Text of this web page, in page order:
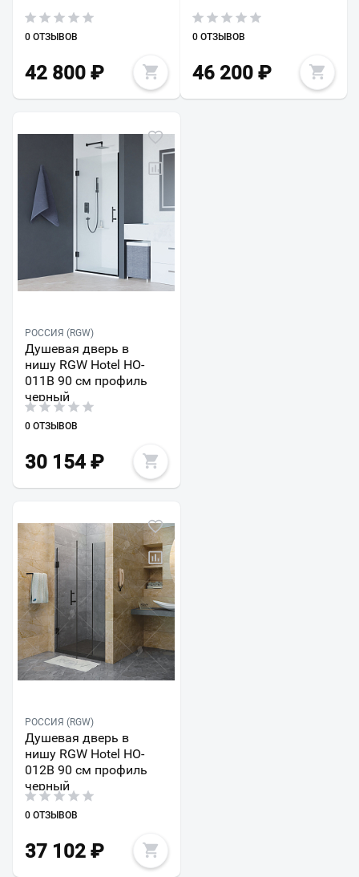
0 ОТЗЫВОВ
42 800 ₽
0 ОТЗЫВОВ
46 200₽
РОССИЯ (RGW)
Душевая дверь в
нишу RGW Hotel HO-
011B 90 см профиль
черный
0 ОТЗЫВОВ
30 154 ₽
РОССИЯ (RGW)
Душевая дверь в
нишу RGW Hotel HO-
012B 90 см профиль
черный
0 ОТЗЫВОВ
37 102 ₽